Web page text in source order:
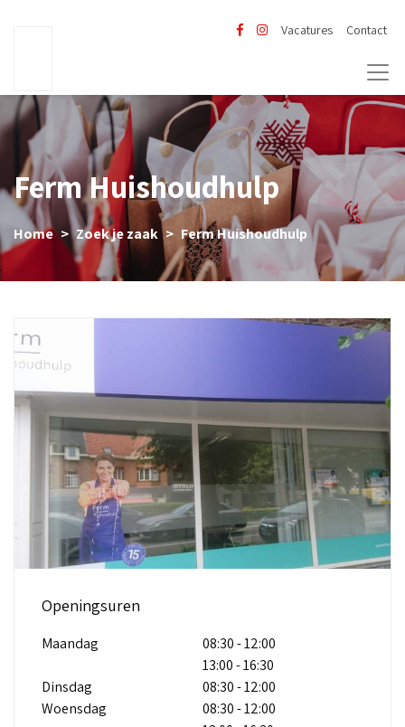
Vacatures Contact
Ferm Huishoudhulp
Home Zoek je zaak Ferm Huishoudhulp
Openingsuren
Maandag
08:30 - 12:00
13:00 - 16:30
Dinsdag
08:30 - 12:00
Woensdag
08:30 - 12:00